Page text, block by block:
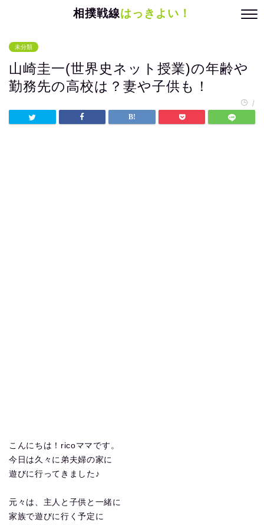
相撲戦線はっきよい！
未分類
山崎圭一(世界史ネット授業)の年齢や
勤務先の高校は？妻や子供も！
/
こんにちは！ricoママです。
今日は久々に弟夫婦の家に
遊びに行ってきました♪
元々は、主人と子供と一緒に
家族で遊びに行く予定に